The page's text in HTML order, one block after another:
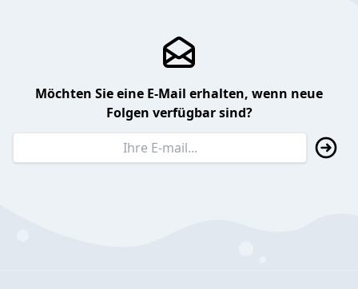
Möchten Sie eine E-Mail erhalten, wenn neue
Folgen verfügbar sind?